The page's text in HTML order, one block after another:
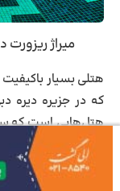
میراژ ریزورت
هتلی بسیار
که در جزیره دیره
هتل‌هایی است که
توریست ها به
داشته